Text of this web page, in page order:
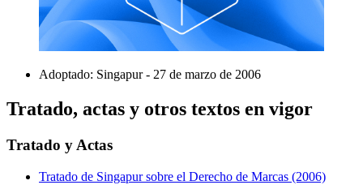
Adoptado: Singapur - 27 de marzo de 2006
Tratado, actas y otros textos en vigor
Tratado y Actas
Tratado de Singapur sobre el Derecho de Marcas (2006)